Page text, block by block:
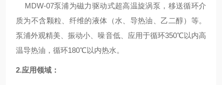
MDW-07泵浦为磁力驱动式超高温旋涡泵，移送循环介
质为不含颗粒、纤维的液体（水、导热油、乙二醇）等。
泵浦外观精美、振动小、噪音低、应用于循环350℃以内高
温导热油， 循环180℃以内热水。
2.应用领域：